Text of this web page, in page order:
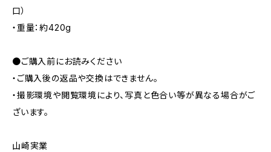
口）
・重量：約420g
●ご購入前にお読みください
・ご購入後の返品や交換はできません。
・撮影環境や閲覧環境により、写真と色合い等が異なる場合がご
ざいます。
山崎実業